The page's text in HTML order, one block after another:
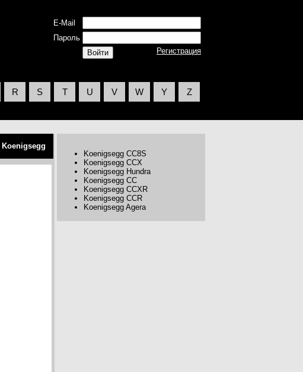
E-Mail
Пароль
Регистрация
R S T U V W Y Z
Koenigsegg
Koenigsegg CC8S
Koenigsegg CCX
Koenigsegg Hundra
Koenigsegg CC
Koenigsegg CCXR
Koenigsegg CCR
Koenigsegg Agera